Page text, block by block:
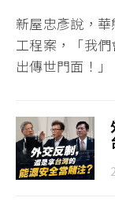
新屋忠彥說，
工程案，「我
出傳世門面！」